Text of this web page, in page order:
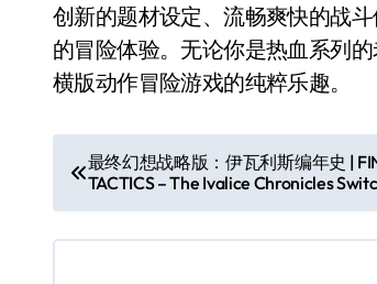
创新的题材设定、流畅爽快的战
的冒险体验。无论你是热血系列
横版动作冒险游戏的纯粹乐趣。
文
章
导
最终幻想战略版：伊瓦利斯编年史 |
TACTICS – The Ivalice Chronicles